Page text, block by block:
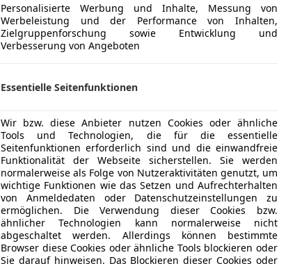
Schadstoffklasse
CO₂-Emissionen
249 g/km
Komfort
2-Zonen-
360°
Armlehne
Einparkhilfe
Mehr anzeigen
Außenfarbe
Weiß
Lackierung
Metallic
Personalisierte Werbung und Inhalte, Messung von
Werbeleistung und der Performance von Inhalten,
Zielgruppenforschung sowie Entwicklung und
Verbesserung von Angeboten
Essentielle Seitenfunktionen
Wir bzw. diese Anbieter nutzen Cookies oder ähnliche
Tools und Technologien, die für die essentielle
Seitenfunktionen erforderlich sind und die einwandfreie
Funktionalität der Webseite sicherstellen. Sie werden
normalerweise als Folge von Nutzeraktivitäten genutzt, um
wichtige Funktionen wie das Setzen und Aufrechterhalten
von Anmeldedaten oder Datenschutzeinstellungen zu
ermöglichen. Die Verwendung dieser Cookies bzw.
ähnlicher Technologien kann normalerweise nicht
abgeschaltet werden. Allerdings können bestimmte
Browser diese Cookies oder ähnliche Tools blockieren oder
Sie darauf hinweisen. Das Blockieren dieser Cookies oder